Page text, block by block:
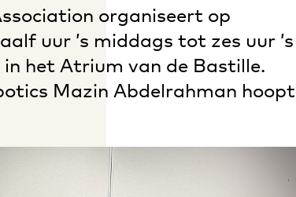
organiseert op
uur ’s middags tot zes uur ’s
het Atrium van de Bastille.
Mazin Abdelrahman hoopt